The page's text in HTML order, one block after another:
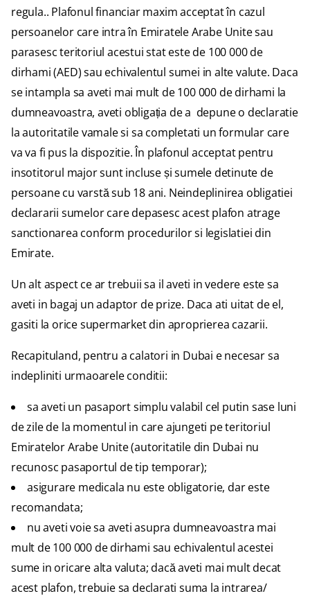
regula.. Plafonul financiar maxim acceptat în cazul
persoanelor care intra în Emiratele Arabe Unite sau
parasesc teritoriul acestui stat este de 100 000 de
dirhami (AED) sau echivalentul sumei in alte valute. Daca
se intampla sa aveti mai mult de 100 000 de dirhami la
dumneavoastra, aveti obligația de a depune o declaratie
la autoritatile vamale si sa completati un formular care
va va fi pus la dispozitie. În plafonul acceptat pentru
insotitorul major sunt incluse și sumele detinute de
persoane cu varstă sub 18 ani. Neindeplinirea obligatiei
declararii sumelor care depasesc acest plafon atrage
sanctionarea conform procedurilor si legislatiei din
Emirate.
Un alt aspect ce ar trebuii sa il aveti in vedere este sa
aveti in bagaj un adaptor de prize. Daca ati uitat de el,
gasiti la orice supermarket din aproprierea cazarii.
Recapituland, pentru a calatori in Dubai e necesar sa
indepliniti urmaoarele conditii:
sa aveti un pasaport simplu valabil cel putin sase luni
de zile de la momentul in care ajungeti pe teritoriul
Emiratelor Arabe Unite (autoritatile din Dubai nu
recunosc pasaportul de tip temporar);
asigurare medicala nu este obligatorie, dar este
recomandata;
nu aveti voie sa aveti asupra dumneavoastra mai
mult de 100 000 de dirhami sau echivalentul acestei
sume in oricare alta valuta; dacă aveti mai mult decat
acest plafon, trebuie sa declarati suma la intrarea/